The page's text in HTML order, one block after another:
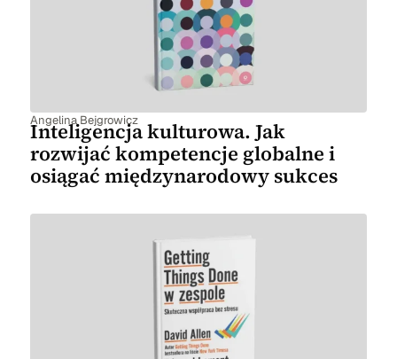
Angelina Bejgrowicz
Inteligencja kulturowa. Jak
rozwijać kompetencje globalne i
osiągać międzynarodowy sukces